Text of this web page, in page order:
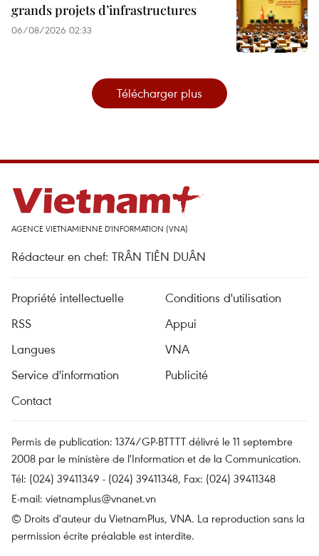
grands projets d’infrastructures
06/08/2026 02:33
Télécharger plus
AGENCE VIETNAMIENNE D'INFORMATION (VNA)
Rédacteur en chef: TRÂN TIÊN DUÂN
Propriété intellectuelle
Conditions d'utilisation
RSS
Appui
Langues
VNA
Service d'information
Publicité
Contact
Permis de publication: 1374/GP-BTTTT délivré le 11 septembre
2008 par le ministère de l'Information et de la Communication.
Tél: (024) 39411349 - (024) 39411348, Fax: (024) 39411348
E-mail: vietnamplus@vnanet.vn
© Droits d'auteur du VietnamPlus, VNA. La reproduction sans la
permission écrite préalable est interdite.